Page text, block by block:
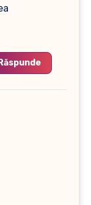
Răspunde